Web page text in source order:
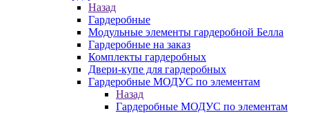
Назад
Гардеробные
Модульные элементы гардеробной Белла
Гардеробные на заказ
Комплекты гардеробных
Двери-купе для гардеробных
Гардеробные МОДУС по элементам
Назад
Гардеробные МОДУС по элементам